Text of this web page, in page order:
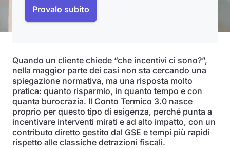
Provalo subito
Quando un cliente chiede “che incentivi ci sono?”,
nella maggior parte dei casi non sta cercando una
spiegazione normativa, ma una risposta molto
pratica: quanto risparmio, in quanto tempo e con
quanta burocrazia. Il Conto Termico 3.0 nasce
proprio per questo tipo di esigenza, perché punta a
incentivare interventi mirati e ad alto impatto, con un
contributo diretto gestito dal GSE e tempi più rapidi
rispetto alle classiche detrazioni fiscali.